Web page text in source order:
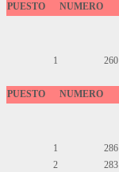
PUESTO NUMERO
1 260
PUESTO NUMERO
1 286
2
283